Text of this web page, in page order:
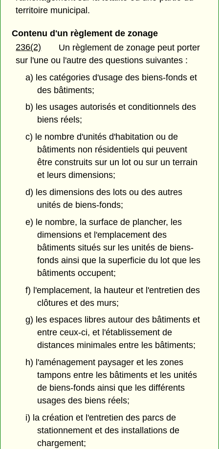
territoire municipal.
Contenu d'un règlement de zonage
236(2)
Un règlement de zonage peut porter
sur l'une ou l'autre des questions suivantes :
a) les catégories d'usage des biens-fonds et
des bâtiments;
b) les usages autorisés et conditionnels des
biens réels;
c) le nombre d'unités d'habitation ou de
bâtiments non résidentiels qui peuvent
être construits sur un lot ou sur un terrain
et leurs dimensions;
d) les dimensions des lots ou des autres
unités de biens-fonds;
e) le nombre, la surface de plancher, les
dimensions et l'emplacement des
bâtiments situés sur les unités de biens-
fonds ainsi que la superficie du lot que les
bâtiments occupent;
f) l'emplacement, la hauteur et l'entretien des
clôtures et des murs;
g) les espaces libres autour des bâtiments et
entre ceux-ci, et l'établissement de
distances minimales entre les bâtiments;
h) l'aménagement paysager et les zones
tampons entre les bâtiments et les unités
de biens-fonds ainsi que les différents
usages des biens réels;
i) la création et l'entretien des parcs de
stationnement et des installations de
chargement;